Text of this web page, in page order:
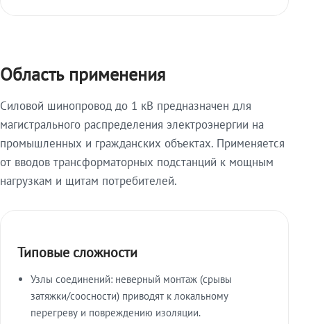
Область применения
Силовой шинопровод до 1 кВ предназначен для
магистрального распределения электроэнергии на
промышленных и гражданских объектах. Применяется
от вводов трансформаторных подстанций к мощным
нагрузкам и щитам потребителей.
Типовые сложности
Узлы соединений: неверный монтаж (срывы
затяжки/соосности) приводят к локальному
перегреву и повреждению изоляции.